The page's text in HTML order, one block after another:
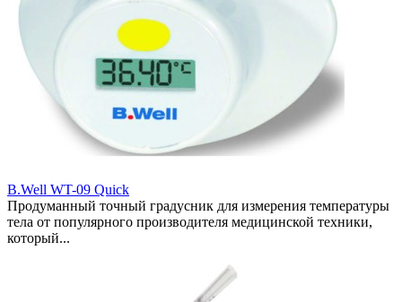
B.Well WT-09 Quick
Продуманный точный градусник для измерения температуры
тела от популярного производителя медицинской техники,
который...